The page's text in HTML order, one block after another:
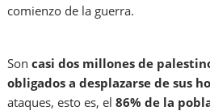
comienzo de la guerra.
Soncasi dos millones de
obligados a desplazarse de sus
ataques, esto es, el86% de la